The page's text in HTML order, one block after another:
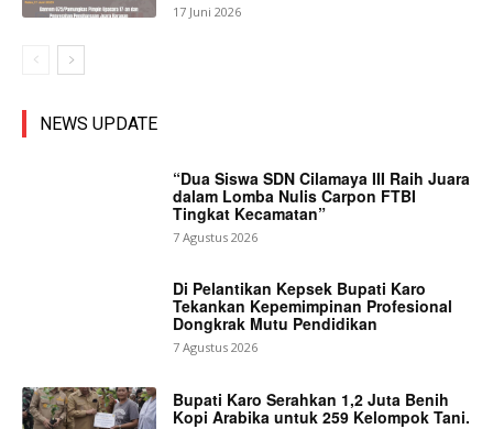
17 Juni 2026
NEWS UPDATE
“Dua Siswa SDN Cilamaya III Raih Juara
dalam Lomba Nulis Carpon FTBI
Tingkat Kecamatan”
7 Agustus 2026
Di Pelantikan Kepsek Bupati Karo
Tekankan Kepemimpinan Profesional
Dongkrak Mutu Pendidikan
7 Agustus 2026
Bupati Karo Serahkan 1,2 Juta Benih
Kopi Arabika untuk 259 Kelompok Tani.